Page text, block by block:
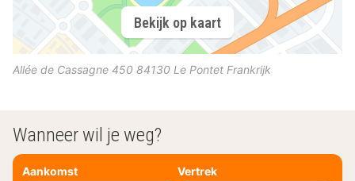
Bekijk op kaart
Allée de Cassagne 450 84130 Le Pontet Frankrijk
Wanneer wil je weg?
Aankomst Vertrek